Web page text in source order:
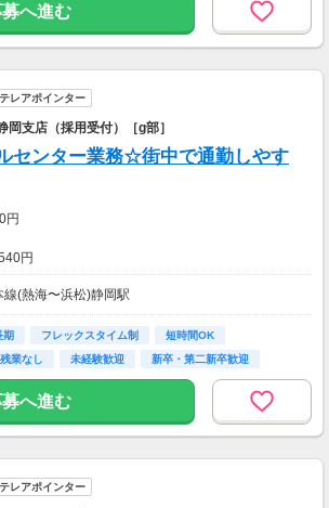
募へ進む
レアポインター
支店（採用受付）［g部］
センター業務☆街中で通勤しやす
円
円
交通費上限395円/日
(熱海〜浜松)静岡駅
期 フレックスタイム制
短時間OK
残業なし 未経験歓迎
新卒・第二新卒歓迎
募へ進む
レアポインター